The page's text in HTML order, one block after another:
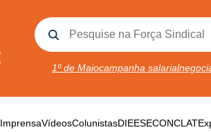
1º de Maiocampanha salarial
ImprensaVídeosColunistasDIEESECONCLAT